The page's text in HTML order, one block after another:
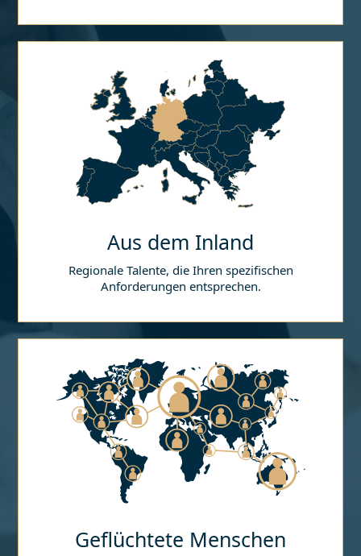
Aus dem Inland
Regionale Talente, die Ihren spezifischen
Anforderungen entsprechen.
Geflüchtete Menschen